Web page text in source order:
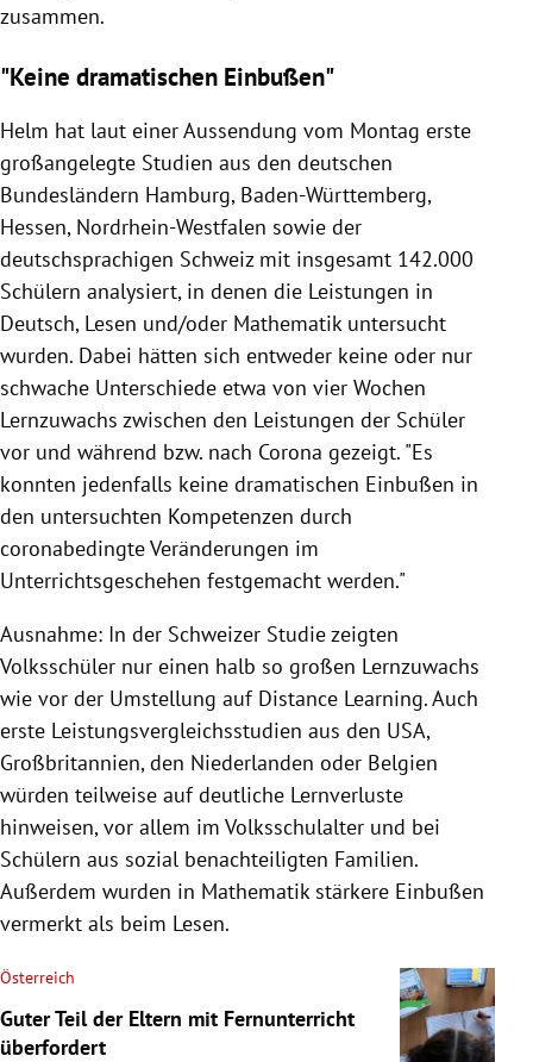
zusammen.
"Keine dramatischen Einbußen"
Helm hat laut einer Aussendung vom Montag erste
großangelegte Studien aus den deutschen
Bundesländern Hamburg, Baden-Württemberg,
Hessen, Nordrhein-Westfalen sowie der
deutschsprachigen Schweiz mit insgesamt 142.000
Schülern analysiert, in denen die Leistungen in
Deutsch, Lesen und/oder Mathematik untersucht
wurden. Dabei hätten sich entweder keine oder nur
schwache Unterschiede etwa von vier Wochen
Lernzuwachs zwischen den Leistungen der Schüler
vor und während bzw. nach Corona gezeigt. "Es
konnten jedenfalls keine dramatischen Einbußen in
den untersuchten Kompetenzen durch
coronabedingte Veränderungen im
Unterrichtsgeschehen festgemacht werden."
Ausnahme: In der Schweizer Studie zeigten
Volksschüler nur einen halb so großen Lernzuwachs
wie vor der Umstellung auf Distance Learning. Auch
erste Leistungsvergleichsstudien aus den USA,
Großbritannien, den Niederlanden oder Belgien
würden teilweise auf deutliche Lernverluste
hinweisen, vor allem im Volksschulalter und bei
Schülern aus sozial benachteiligten Familien.
Außerdem wurden in Mathematik stärkere Einbußen
vermerkt als beim Lesen.
Österreich
Guter Teil der Eltern mit Fernunterricht
überfordert